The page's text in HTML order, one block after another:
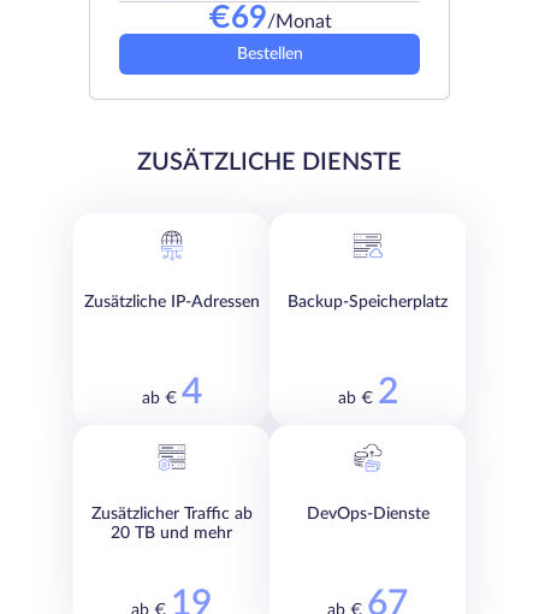
€69/Monat
Bestellen
ZUSÄTZLICHE DIENSTE
Zusätzliche IP-Adressen
ab € 4
Backup-Speicherplatz
ab € 2
Zusätzlicher Traffic ab
20 TB und mehr
ab € 19
DevOps-Dienste
ab € 67